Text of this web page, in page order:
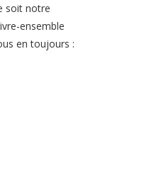
soit notre
ensemble
en toujours :